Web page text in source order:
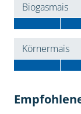
Biogasmais
Körnermais